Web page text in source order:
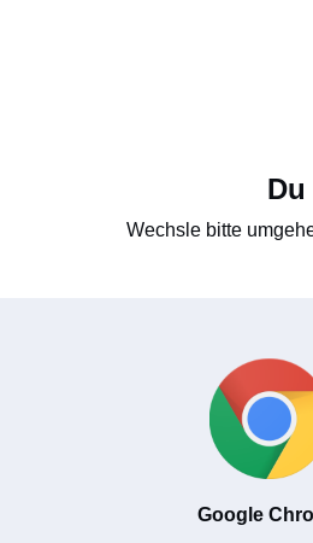
Wechsle bitte
Google